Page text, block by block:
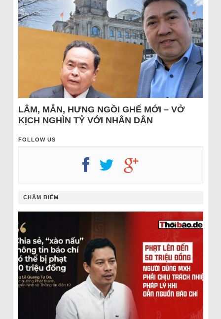
LÂM, MẪN, HƯNG NGỒI GHẾ MỚI – VỞ
KỊCH NGHÌN TỶ VỚI NHÂN DÂN
FOLLOW US
CHÂM BIẾM